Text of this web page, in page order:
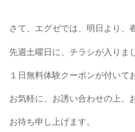
さて、エグゼでは、明日より、
先週土曜日に、チラシが入りま
１日無料体験クーポンが付いて
お気軽に、お誘い合わせの上、
お待ち申し上げます。